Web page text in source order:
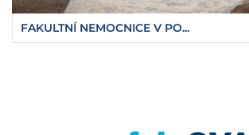
FAKULTNÍ NEMOCNICE V PO...